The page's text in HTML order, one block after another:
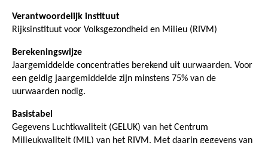
Verantwoordelijk instituut
Rijksinstituut voor Volksgezondheid en Milieu (RIVM)
Berekeningswijze
Jaargemiddelde concentraties berekend uit uurwaarden. Voor
een geldig jaargemiddelde zijn minstens 75% van de
uurwaarden nodig.
Basistabel
Gegevens Luchtkwaliteit (GELUK) van het Centrum
Milieukwaliteit (MIL) van het RIVM. Met daarin gegevens van